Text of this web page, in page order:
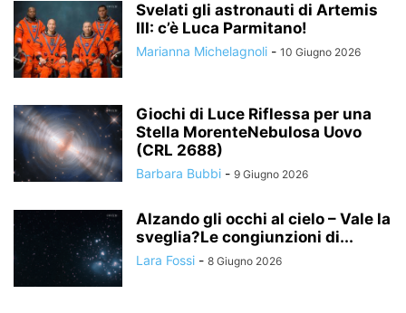
Svelati gli astronauti di Artemis
III: c’è Luca Parmitano!
Marianna Michelagnoli - 10 Giugno 2026
Giochi di Luce Riflessa per una
Stella MorenteNebulosa Uovo
(CRL 2688)
Barbara Bubbi - 9 Giugno 2026
Alzando gli occhi al cielo – Vale la
sveglia?Le congiunzioni di...
Lara Fossi - 8 Giugno 2026